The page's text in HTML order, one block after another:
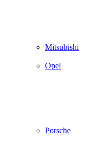
Mitsubishi
Opel
Porsche